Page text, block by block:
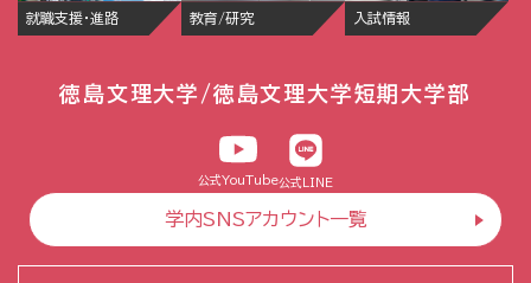
就職支援・進路 教育/研究 入試情報
徳島文理大学/徳島文理大学短期大学部
公式YouTube公式LINE
学内SNSアカウント一覧